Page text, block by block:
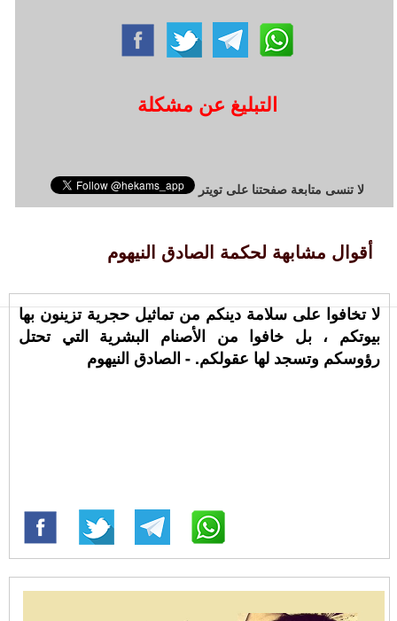
التبليغ عن مشكلة
لا تنسى متابعة صفحتنا على تويتر
أقوال مشابهة لحكمة الصادق النيهوم
ﻻ ﺗﺨﺎﻓﻮﺍ ﻋﻠﻰ ﺳﻼﻣﺔ ﺩﻳﻨﻜﻢ ﻣﻦ ﺗﻤﺎﺛﻴﻞ ﺣﺠﺮﻳﺔ ﺗﺰﻳﻨﻮﻥ ﺑﻬﺎ
ﺑﻴﻮﺗﻜﻢ ، ﺑﻞ ﺧﺎﻓﻮﺍ ﻣﻦ ﺍﻷﺻﻨﺎﻡ ﺍﻟﺒﺸﺮﻳﺔ ﺍﻟﺘﻲ ﺗﺤﺘﻞ
ﺭﺅﻭﺳﻜﻢ ﻭﺗﺴﺠﺪ ﻟﻬﺎ ﻋﻘﻮﻟﻜﻢ. - الصادق النيهوم